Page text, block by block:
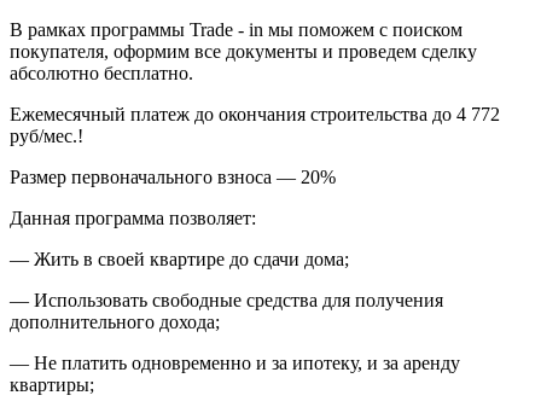
В рамках программы Trade - in мы поможем с поиском
покупателя, оформим все документы и проведем сделку
абсолютно бесплатно.
Ежемесячный платеж до окончания строительства до 4 772
руб/мес.!
Размер первоначального взноса — 20%
Данная программа позволяет:
— Жить в своей квартире до сдачи дома;
— Использовать свободные средства для получения
дополнительного дохода;
— Не платить одновременно и за ипотеку, и за аренду
квартиры;